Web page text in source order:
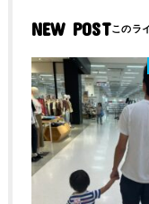
NEW POST